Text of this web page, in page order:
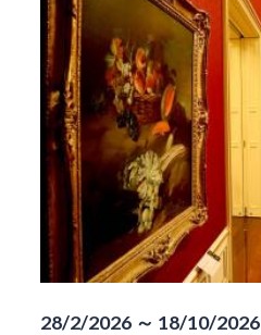
28/2/2026 ～ 18/10/2026